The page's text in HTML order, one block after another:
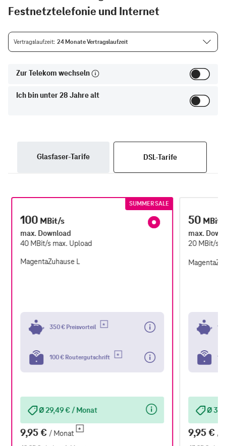
Festnetztelefonie und Internet
Vertragslaufzeit 24 Monate Vertragslaufzeit
Zur Telekom wechseln
Ich bin unter 28 Jahre alt
Glasfaser-Tarife DSL-Tarife
100 MBit/s
max. Download
40 MBit/s max. Upload
SUMMER SALE
MagentaZuhause L
350 € Preisvorteil
100 € Routergutschrift
9,95 € / Monat
Ø 29,49 € / Monat
50 MBit/
max.
20 MBit/s
9,95 € /
Ø